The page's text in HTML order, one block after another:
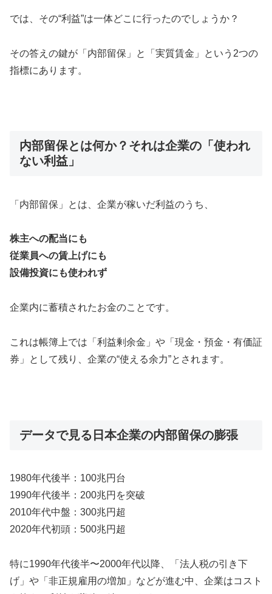
では、その“利益”は一体どこに行ったのでしょうか？
その答えの鍵が「内部留保」と「実質賃金」という2つの
指標にあります。
内部留保とは何か？それは企業の「使われ
ない利益」
「内部留保」とは、企業が稼いだ利益のうち、
株主への配当にも
従業員への賃上げにも
設備投資にも使われず
企業内に蓄積されたお金のことです。
これは帳簿上では「利益剰余金」や「現金・預金・有価証
券」として残り、企業の“使える余力”とされます。
データで見る日本企業の内部留保の膨張
1980年代後半：100兆円台
1990年代後半：200兆円を突破
2010年代中盤：300兆円超
2020年代初頭：500兆円超
特に1990年代後半〜2000年代以降、「法人税の引き下
げ」や「非正規雇用の増加」などが進む中、企業はコスト